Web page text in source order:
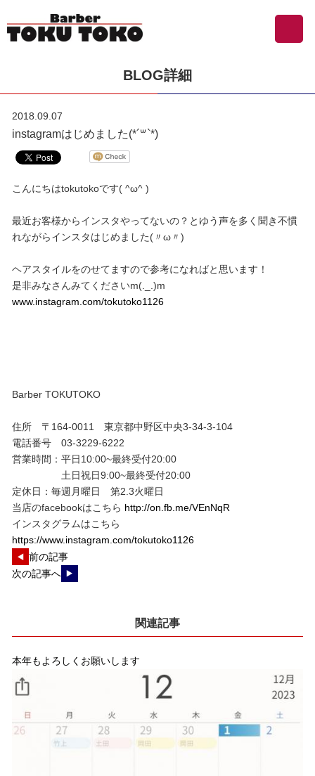
BLOG詳細
2018.09.07
instagramはじめました(*´꒳`*)
こんにちはtokutokoです( ^ω^ )
最近お客様からインスタやってないの？とゆう声を多く聞き不慣
れながらインスタはじめました(〃ω〃)
ヘアスタイルをのせてますので参考になればと思います！
是非みなさんみてくださいm(._.)m
www.instagram.com/tokutoko1126
Barber TOKUTOKO
住所 〒164-0011 東京都中野区中央3-34-3-104
電話番号 03-3229-6222
営業時間：平日10:00~最終受付20:00
土日祝日9:00~最終受付20:00
定休日：毎週月曜日 第2.3火曜日
当店のfacebookはこちら http://on.fb.me/VEnNqR
インスタグラムはこちら
https://www.instagram.com/tokutoko1126
前の記事
次の記事へ
関連記事
本年もよろしくお願いします